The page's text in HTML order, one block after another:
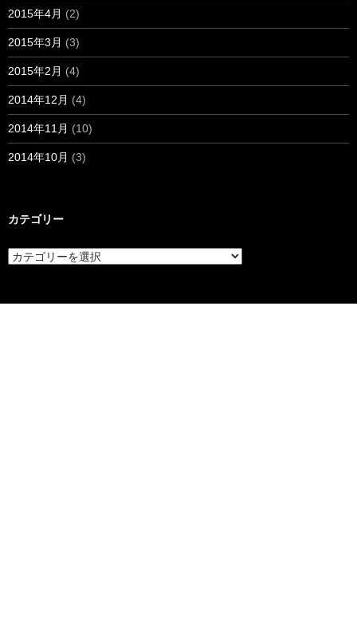
2015年4月 (2)
2015年3月 (3)
2015年2月 (4)
2014年12月 (4)
2014年11月 (10)
2014年10月 (3)
カテゴリー
カ
テ